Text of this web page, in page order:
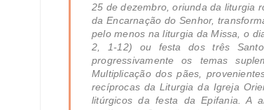
25 de dezembro, oriunda da liturgia
da Encarnação do Senhor,
pelo menos na liturgia da Missa, o
2, 1-12) ou festa dos três
progressivamente os temas
Multiplicação dos pães,
recíprocas da Liturgia da Igreja
litúrgicos da festa da Epifania. A